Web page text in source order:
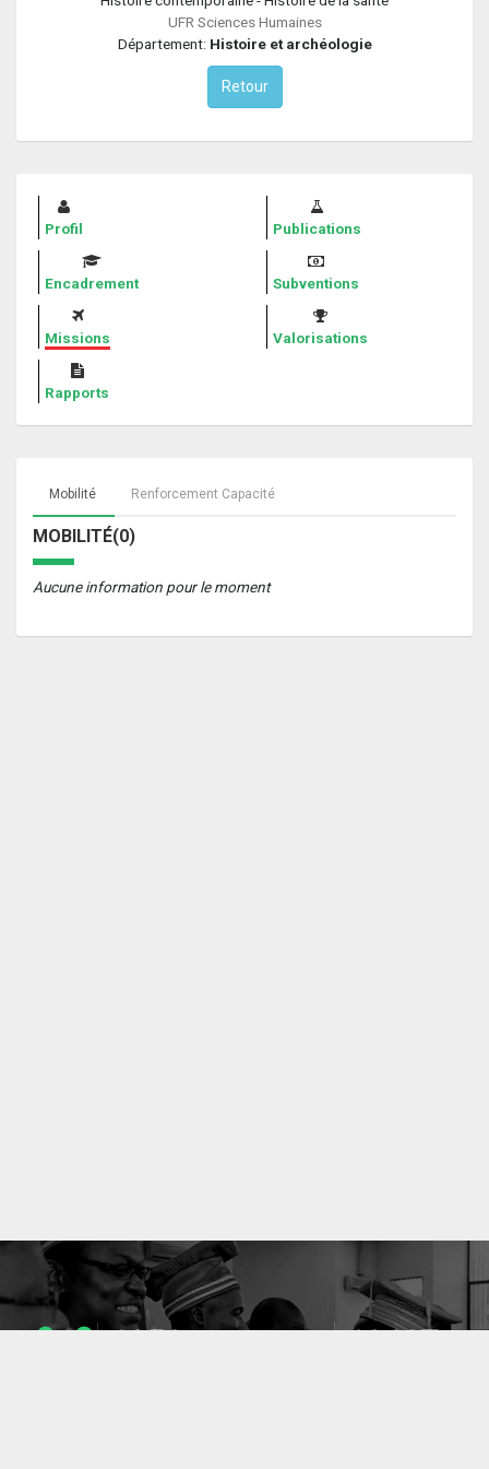
UFR Sciences Humaines
Département: Histoire et archéologie
Retour
Profil Publications
Encadrement Subventions
Missions Valorisations
Rapports
Mobilité Renforcement Capacité
MOBILITÉ(0)
Aucune information pour le moment
1053 10637